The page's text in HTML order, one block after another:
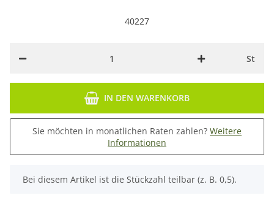
40227
St
IN DEN WARENKORB
Sie möchten in monatlichen Raten zahlen? Weitere
Informationen
x
Bei diesem Artikel ist die Stückzahl teilbar (z. B. 0,5).